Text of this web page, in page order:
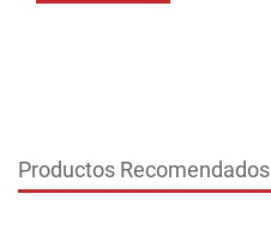
Productos Recomendados